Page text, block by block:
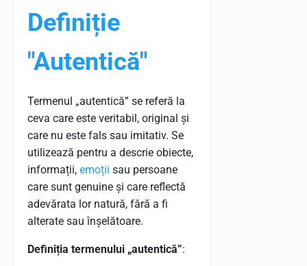
Definiție
"Autentică"
Termenul „autentică” se referă la
ceva care este veritabil, original și
care nu este fals sau imitativ. Se
utilizează pentru a descrie obiecte,
informații, emoții sau persoane
care sunt genuine și care reflectă
adevărata lor natură, fără a fi
alterate sau înșelătoare.
Definiția termenului „autentică”: